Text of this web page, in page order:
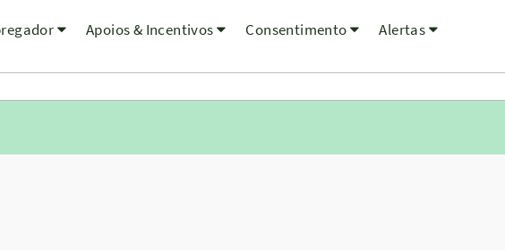
Apoios & Incentivos Consentimento Alertas